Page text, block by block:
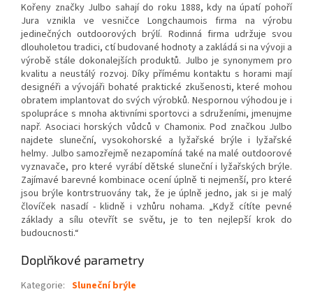
Kořeny značky Julbo sahají do roku 1888, kdy na úpatí pohoří
Jura vznikla ve vesničce Longchaumois firma na výrobu
jedinečných outdoorových brýlí. Rodinná firma udržuje svou
dlouholetou tradici, ctí budované hodnoty a zakládá si na vývoji a
výrobě stále dokonalejších produktů. Julbo je synonymem pro
kvalitu a neustálý rozvoj. Díky přímému kontaktu s horami mají
designéři a vývojáři bohaté praktické zkušenosti, které mohou
obratem implantovat do svých výrobků. Nespornou výhodou je i
spolupráce s mnoha aktivními sportovci a sdruženími, jmenujme
např. Asociaci horských vůdců v Chamonix. Pod značkou Julbo
najdete sluneční, vysokohorské a lyžařské brýle i lyžařské
helmy. Julbo samozřejmě nezapomíná také na malé outdoorové
vyznavače, pro které vyrábí dětské sluneční i lyžařských brýle.
Zajímavé barevné kombinace ocení úplně ti nejmenší, pro které
jsou brýle kontrstruovány tak, že je úplně jedno, jak si je malý
človíček nasadí - klidně i vzhůru nohama. „Když cítíte pevné
základy a sílu otevřít se světu, je to ten nejlepší krok do
budoucnosti.“
Doplňkové parametry
Kategorie: Sluneční brýle